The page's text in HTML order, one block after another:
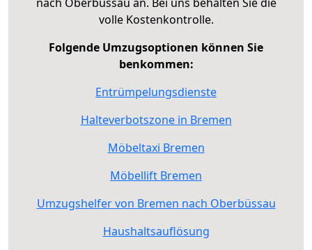
volle Kostenkontrolle.
Folgende Umzugsoptionen können Sie
benkommen:
Entrümpelungsdienste
Halteverbotszone in Bremen
Möbeltaxi Bremen
Möbellift Bremen
Umzugshelfer von Bremen nach Oberbüssau
Haushaltsauflösung